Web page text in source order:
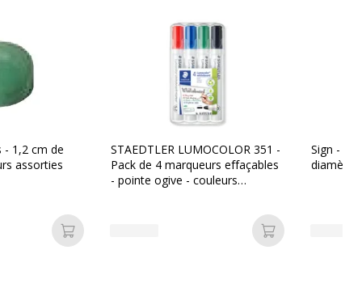
- 1,2 cm de
assorties
Ajouter au panier
STAEDTLER LUMOCOLOR 351 -
Pack de 4 marqueurs effaçables
- pointe ogive - couleurs
Ajouter au
Sign - 6
diamètre